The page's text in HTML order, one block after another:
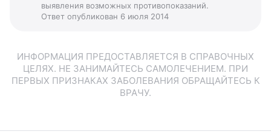
выявления возможных противопоказаний.
Ответ опубликован 6 июля 2014
ИНФОРМАЦИЯ ПРЕДОСТАВЛЯЕТСЯ В СПРАВОЧНЫХ
ЦЕЛЯХ. НЕ ЗАНИМАЙТЕСЬ САМОЛЕЧЕНИЕМ. ПРИ
ПЕРВЫХ ПРИЗНАКАХ ЗАБОЛЕВАНИЯ ОБРАЩАЙТЕСЬ К
ВРАЧУ.